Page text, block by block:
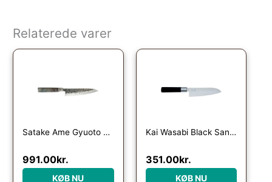
Relaterede varer
Satake Ame Gyuoto kokkekniv 21 cm
991.00kr.
KØB NU
Kai Wasabi Black Santokukniv 16,5 cm.
351.00kr.
KØB NU